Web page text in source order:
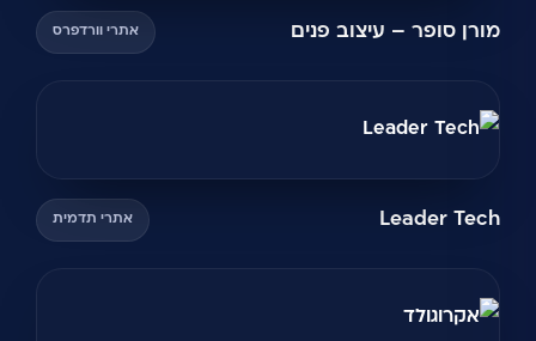
מורן סופר – עיצוב פנים אתרי וורדפרס
Leader Tech אתרי תדמית